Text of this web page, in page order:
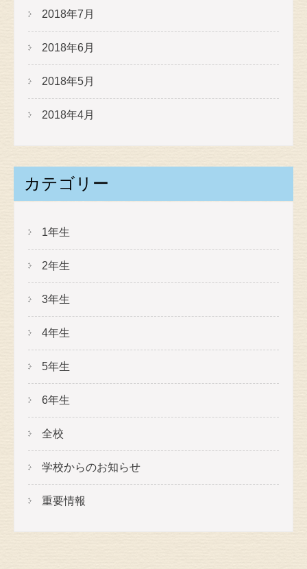
2018年7月
2018年6月
2018年5月
2018年4月
カテゴリー
1年生
2年生
3年生
4年生
5年生
6年生
全校
学校からのお知らせ
重要情報